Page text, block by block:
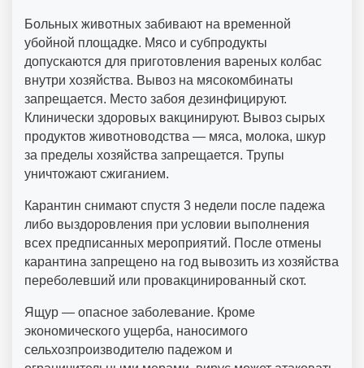
Больных животных забивают на временной
убойной площадке. Мясо и субпродукты
допускаются для приготовления вареных колбас
внутри хозяйства. Вывоз на мясокомбинаты
запрещается. Место забоя дезинфицируют.
Клинически здоровых вакцинируют. Вывоз сырых
продуктов животноводства — мяса, молока, шкур
за пределы хозяйства запрещается. Трупы
уничтожают сжиганием.
Карантин снимают спустя 3 недели после падежа
либо выздоровления при условии выполнения
всех предписанных мероприятий. После отмены
карантина запрещено на год вывозить из хозяйства
переболевший или провакцинированный скот.
Ящур — опасное заболевание. Кроме
экономического ущерба, наносимого
сельхозпроизводителю падежом и